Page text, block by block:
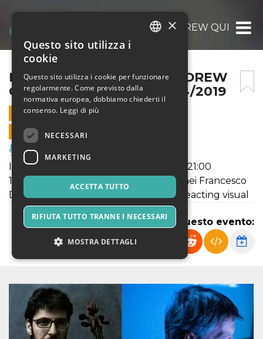
FRANCESCO DILLON – ANDREW QUINN
FRANCESCO DILLON – ANDREW
QUINN @GERMILDC 28/04/2019
28 APRILE 2019 - 21:00
VENDITE ONLINE TERMINATE
Musica, Eventi Live, Club
Il 28 aprile 2019 - Inizio spettacolo ore 21:00
19'40" presenta: Gli amici contemporanei Francesco
Dillon: Cello - Andrew Quinn: Sound reacting visual
Condividi questo evento:
×
Questo sito utilizza i
cookie
Questo sito utilizza i cookie per funzionare
regolarmente. Come previsto dalla
normativa europea, dobbiamo chiederti il
consenso. Leggi di più
NECESSARI
MARKETING
ACCETTA TUTTO
RIFIUTA TUTTO TRANNE I NECESSARI
MOSTRA DETTAGLI
Necessari Marketing
I cookie strettamente necessari o tecnici sono
indispensabili al funzionamento del sito. I
servizi qui presenti non potranno funzionare
senza.